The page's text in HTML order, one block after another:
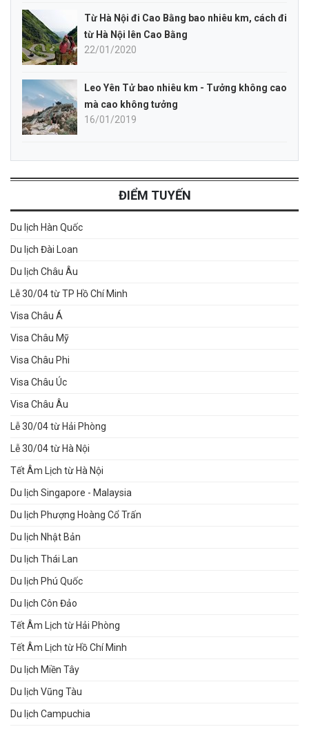
Từ Hà Nội đi Cao Bằng bao nhiêu km, cách đi
từ Hà Nội lên Cao Bằng
22/01/2020
Leo Yên Tử bao nhiêu km - Tưởng không cao
mà cao không tưởng
16/01/2019
ĐIỂM TUYẾN
Du lịch Hàn Quốc
Du lịch Đài Loan
Du lịch Châu Âu
Lễ 30/04 từ TP Hồ Chí Minh
Visa Châu Á
Visa Châu Mỹ
Visa Châu Phi
Visa Châu Úc
Visa Châu Âu
Lễ 30/04 từ Hải Phòng
Lễ 30/04 từ Hà Nội
Tết Âm Lịch từ Hà Nội
Du lịch Singapore - Malaysia
Du lịch Phượng Hoàng Cổ Trấn
Du lịch Nhật Bản
Du lịch Thái Lan
Du lịch Phú Quốc
Du lịch Côn Đảo
Tết Âm Lịch từ Hải Phòng
Tết Âm Lịch từ Hồ Chí Minh
Du lịch Miền Tây
Du lịch Vũng Tàu
Du lịch Campuchia